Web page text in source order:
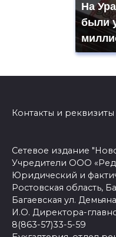
На
были
Контакты и реквизиты
Сетевое издание
Учредители ООО
Юридический и
Ростовская область,
Багаевская ул.
И.О. Директора-
8(863-57)33-5-59